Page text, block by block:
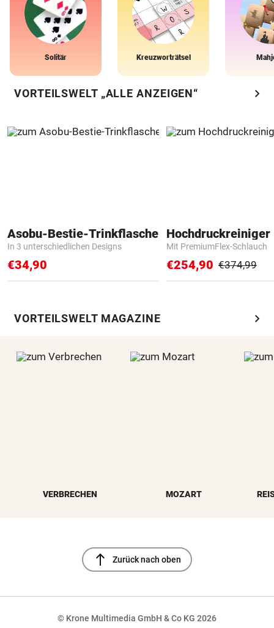
Solitär Kreuzworträtsel
VORTEILSWELT „ALLE ANZEIGEN“ chevron_right
Asobu-Bestie-Trinkflasche
In 3 unterschiedlichen Designs
€34,90
Hochdruckreiniger
Mit PremiumFlex-Schlauch
€254,90 €374,99
VORTEILSWELT MAGAZINE chevron_right
VERBRECHEN MOZART
north Zurück nach oben
© Krone Multimedia GmbH & Co KG 2026